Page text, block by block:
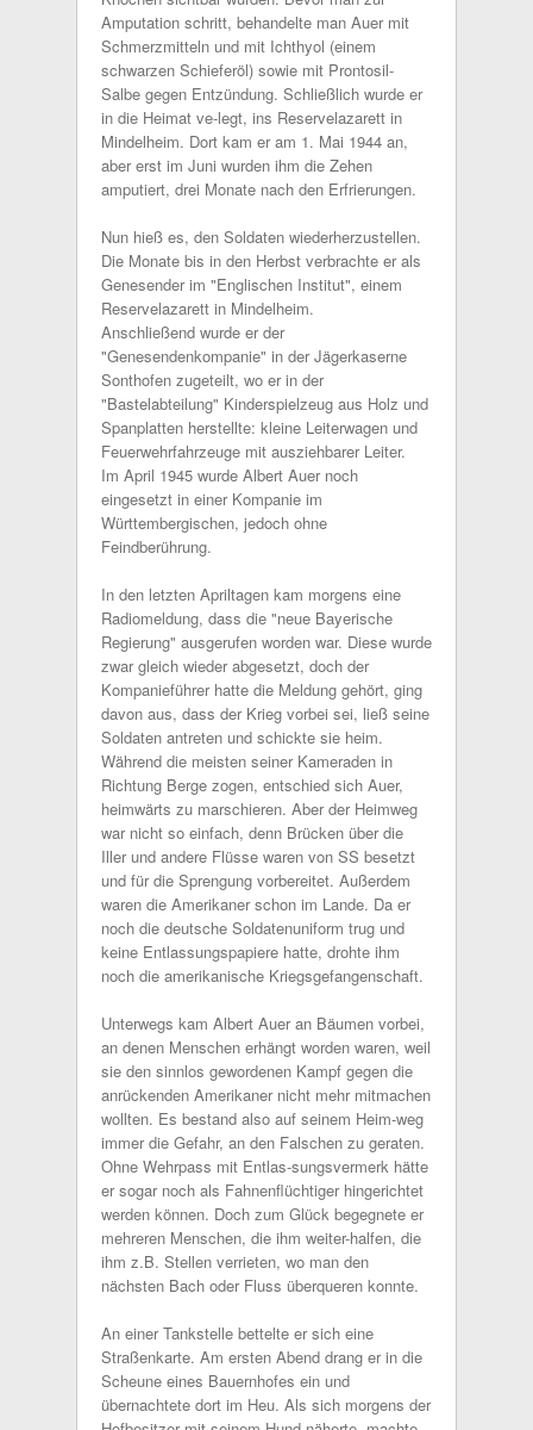
Amputation schritt, behandelte man Auer mit
Schmerzmitteln und mit Ichthyol (einem
schwarzen Schieferöl) sowie mit Prontosil-
Salbe gegen Entzündung. Schließlich wurde er
in die Heimat ve-legt, ins Reservelazarett in
Mindelheim. Dort kam er am 1. Mai 1944 an,
aber erst im Juni wurden ihm die Zehen
amputiert, drei Monate nach den Erfrierungen.
Nun hieß es, den Soldaten wiederherzustellen.
Die Monate bis in den Herbst verbrachte er als
Genesender im "Englischen Institut", einem
Reservelazarett in Mindelheim.
Anschließend wurde er der
"Genesendenkompanie" in der Jägerkaserne
Sonthofen zugeteilt, wo er in der
"Bastelabteilung" Kinderspielzeug aus Holz und
Spanplatten herstellte: kleine Leiterwagen und
Feuerwehrfahrzeuge mit ausziehbarer Leiter.
Im April 1945 wurde Albert Auer noch
eingesetzt in einer Kompanie im
Württembergischen, jedoch ohne
Feindberührung.
In den letzten Apriltagen kam morgens eine
Radiomeldung, dass die "neue Bayerische
Regierung" ausgerufen worden war. Diese wurde
zwar gleich wieder abgesetzt, doch der
Kompanieführer hatte die Meldung gehört, ging
davon aus, dass der Krieg vorbei sei, ließ seine
Soldaten antreten und schickte sie heim.
Während die meisten seiner Kameraden in
Richtung Berge zogen, entschied sich Auer,
heimwärts zu marschieren. Aber der Heimweg
war nicht so einfach, denn Brücken über die
Iller und andere Flüsse waren von SS besetzt
und für die Sprengung vorbereitet. Außerdem
waren die Amerikaner schon im Lande. Da er
noch die deutsche Soldatenuniform trug und
keine Entlassungspapiere hatte, drohte ihm
noch die amerikanische Kriegsgefangenschaft.
Unterwegs kam Albert Auer an Bäumen vorbei,
an denen Menschen erhängt worden waren, weil
sie den sinnlos gewordenen Kampf gegen die
anrückenden Amerikaner nicht mehr mitmachen
wollten. Es bestand also auf seinem Heim-weg
immer die Gefahr, an den Falschen zu geraten.
Ohne Wehrpass mit Entlas-sungsvermerk hätte
er sogar noch als Fahnenflüchtiger hingerichtet
werden können. Doch zum Glück begegnete er
mehreren Menschen, die ihm weiter-halfen, die
ihm z.B. Stellen verrieten, wo man den
nächsten Bach oder Fluss überqueren konnte.
An einer Tankstelle bettelte er sich eine
Straßenkarte. Am ersten Abend drang er in die
Scheune eines Bauernhofes ein und
übernachtete dort im Heu. Als sich morgens der